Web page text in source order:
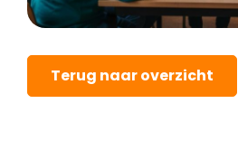
Terug naar overzicht